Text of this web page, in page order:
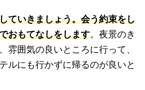
ていきましょう。会う約束をし
おもてなしをします。夜景のき
雰囲気の良いところに行って、
ルにも行かずに帰るのが良いと